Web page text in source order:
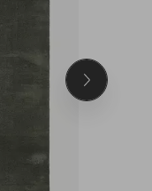
Næste